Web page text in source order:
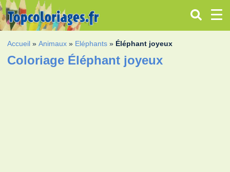
Accueil »Animaux » Eléphants » Éléphant joyeux
Coloriage Éléphant joyeux